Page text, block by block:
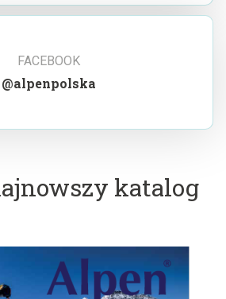
FACEBOOK
@alpenpolska
katalog